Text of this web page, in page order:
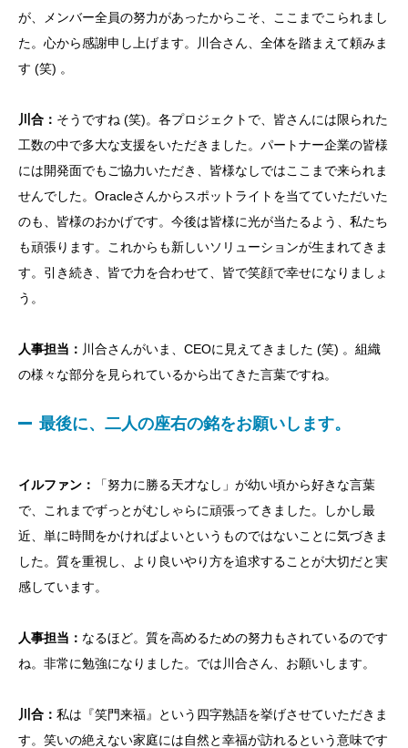
が、メンバー全員の努力があったからこそ、ここまでこられまし
た。心から感謝申し上げます。川合さん、全体を踏まえて頼みま
す (笑) 。
川合： そうですね (笑)。各プロジェクトで、皆さんには限られた
工数の中で多大な支援をいただきました。パートナー企業の皆様
には開発面でもご協力いただき、皆様なしではここまで来られま
せんでした。Oracleさんからスポットライトを当てていただいた
のも、皆様のおかげです。今後は皆様に光が当たるよう、私たち
も頑張ります。これからも新しいソリューションが生まれてきま
す。引き続き、皆で力を合わせて、皆で笑顔で幸せになりましょ
う。
人事担当： 川合さんがいま、CEOに見えてきました (笑) 。組織
の様々な部分を見られているから出てきた言葉ですね。
最後に、二人の座右の銘をお願いします。
イルファン：
「努力に勝る天才なし」が幼い頃から好きな言葉
で、これまでずっとがむしゃらに頑張ってきました。しかし最
近、単に時間をかければよいというものではないことに気づきま
した。質を重視し、より良いやり方を追求することが大切だと実
感しています。
人事担当： なるほど。質を高めるための努力もされているのです
ね。非常に勉強になりました。では川合さん、お願いします。
川合： 私は『笑門来福』という四字熟語を挙げさせていただきま
す。笑いの絶えない家庭には自然と幸福が訪れるという意味です